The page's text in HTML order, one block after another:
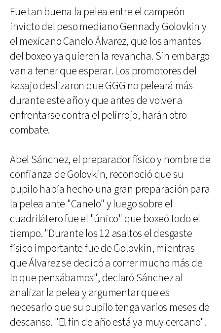
Fue tan buena la pelea entre el campeón
invicto del peso mediano Gennady Golovkin y
el mexicano Canelo Álvarez, que los amantes
del boxeo ya quieren la revancha. Sin embargo
van a tener que esperar. Los promotores del
kasajo deslizaron que GGG no peleará más
durante este año y que antes de volver a
enfrentarse contra el pelirrojo, harán otro
combate.
Abel Sánchez, el preparador físico y hombre de
confianza de Golovkin, reconoció que su
pupilo había hecho una gran preparación para
la pelea ante "Canelo" y luego sobre el
cuadrilátero fue el "único" que boxeó todo el
tiempo. "Durante los 12 asaltos el desgaste
físico importante fue de Golovkin, mientras
que Álvarez se dedicó a correr mucho más de
lo que pensábamos", declaró Sánchez al
analizar la pelea y argumentar que es
necesario que su pupilo tenga varios meses de
descanso. "El fin de año está ya muy cercano".